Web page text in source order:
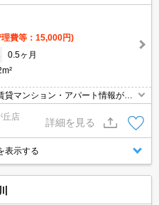
理費等：15,000円)
0.5ヶ月
マンション・アパート情報が豊
ットワークで最適なマンション・
丘店
詳細を見る
表示する